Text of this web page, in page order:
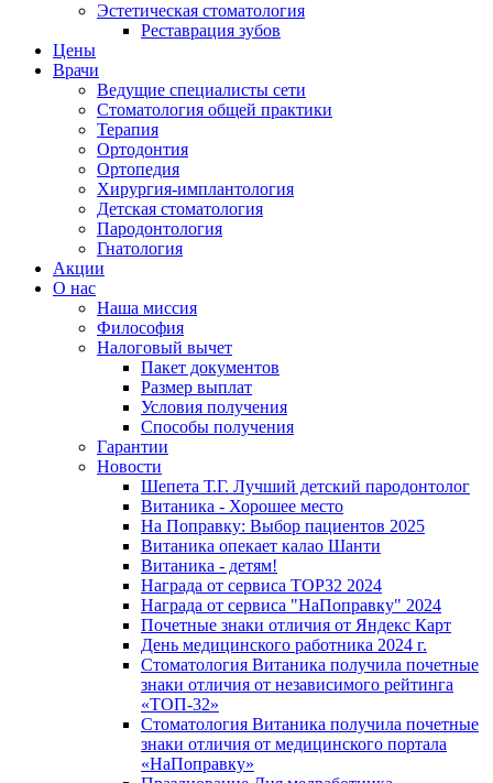
Эстетическая стоматология
Реставрация зубов
Цены
Врачи
Ведущие специалисты сети
Стоматология общей практики
Терапия
Ортодонтия
Ортопедия
Хирургия-имплантология
Детская стоматология
Пародонтология
Гнатология
Акции
О нас
Наша миссия
Философия
Налоговый вычет
Пакет документов
Размер выплат
Условия получения
Способы получения
Гарантии
Новости
Шепета Т.Г. Лучший детский пародонтолог
Витаника - Хорошее место
На Поправку: Выбор пациентов 2025
Витаника опекает калао Шанти
Витаника - детям!
Награда от сервиса TOP32 2024
Награда от сервиса "НаПоправку" 2024
Почетные знаки отличия от Яндекс Карт
День медицинского работника 2024 г.
Стоматология Витаника получила почетные
знаки отличия от независимого рейтинга
«ТОП-32»
Стоматология Витаника получила почетные
знаки отличия от медицинского портала
«НаПоправку»